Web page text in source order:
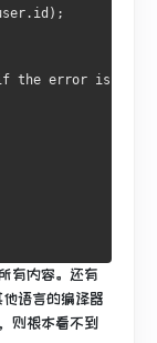
the error is what
所有内容。 还有
语言的编译器
则根本看不到